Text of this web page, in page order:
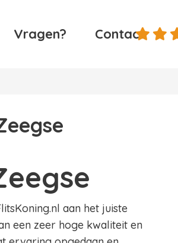
Vragen? Contact
aan het juiste
een zeer hoge kwaliteit en